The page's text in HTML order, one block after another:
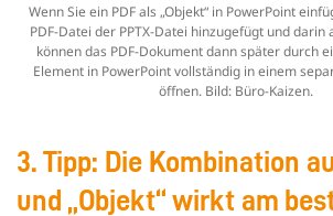
Wenn Sie ein PDF als „Objekt“ in PowerPoint
PDF-Datei der PPTX-Datei hinzugefügt und darin
können das PDF-Dokument dann später durch
Element in PowerPoint vollständig in einem
öffnen. Bild: Büro-Kaizen.
3. Tipp: Die Kombination
und „Objekt“ wirkt am